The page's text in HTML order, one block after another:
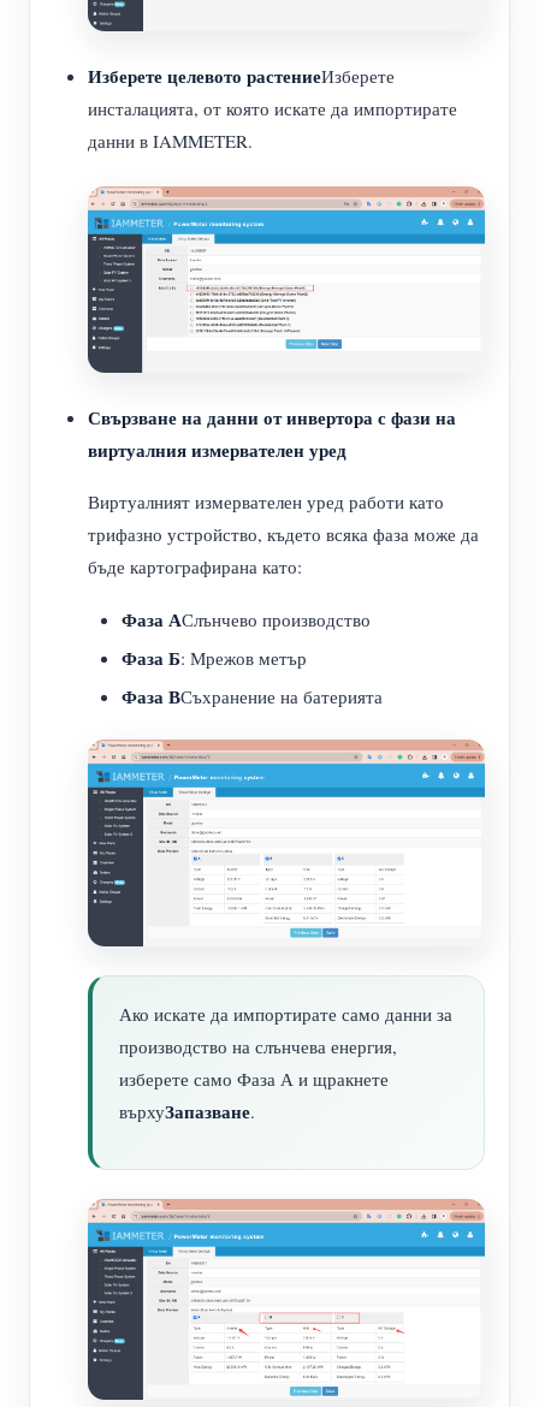
Изберете целевото растениеИзберете
инсталацията, от която искате да импортирате
данни в IAMMETER.
Свързване на данни от инвертора с фази на
виртуалния измервателен уред
Виртуалният измервателен уред работи като
трифазно устройство, където всяка фаза може да
бъде картографирана като:
Фаза АСлънчево производство
Фаза Б: Мрежов метър
Фаза ВСъхранение на батерията
Ако искате да импортирате само данни за
производство на слънчева енергия,
изберете само Фаза А и щракнете
върхуЗапазване.